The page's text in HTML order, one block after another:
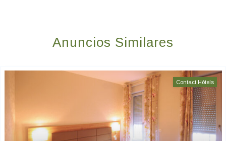
Anuncios Similares
Contact Hôtels